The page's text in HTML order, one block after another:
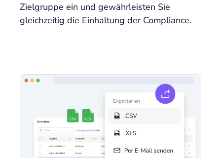
Zielgruppe ein und gewährleisten Sie
gleichzeitig die Einhaltung der Compliance.